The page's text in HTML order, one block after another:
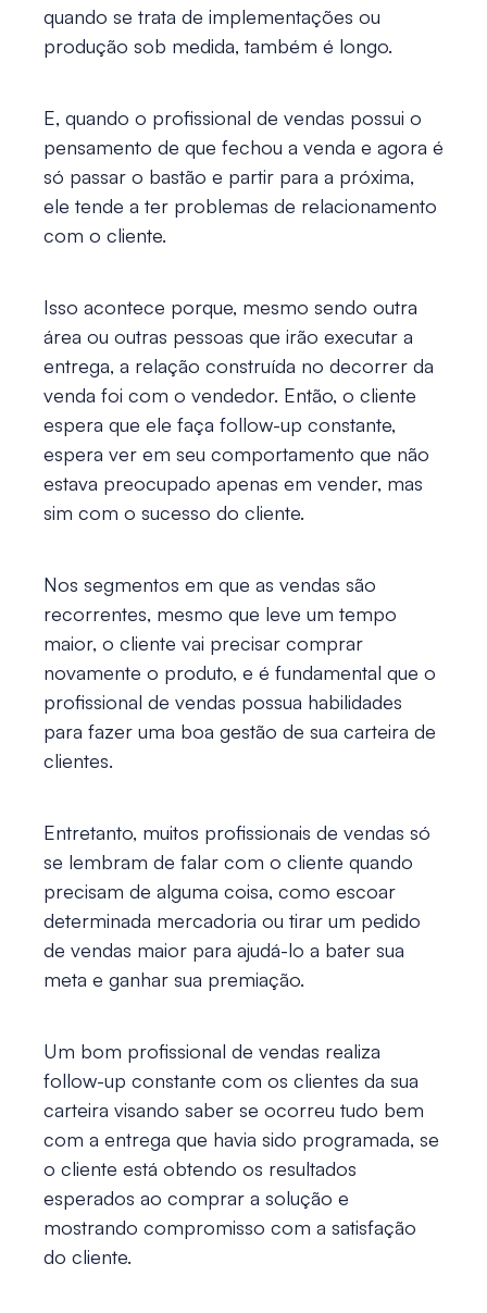
quando se trata de implementações ou
produção sob medida, também é longo.
E, quando o profissional de vendas possui o
pensamento de que fechou a venda e agora é
só passar o bastão e partir para a próxima,
ele tende a ter problemas de relacionamento
com o cliente.
Isso acontece porque, mesmo sendo outra
área ou outras pessoas que irão executar a
entrega, a relação construída no decorrer da
venda foi com o vendedor. Então, o cliente
espera que ele faça follow-up constante,
espera ver em seu comportamento que não
estava preocupado apenas em vender, mas
sim com o sucesso do cliente.
Nos segmentos em que as vendas são
recorrentes, mesmo que leve um tempo
maior, o cliente vai precisar comprar
novamente o produto, e é fundamental que o
profissional de vendas possua habilidades
para fazer uma boa gestão de sua carteira de
clientes.
Entretanto, muitos profissionais de vendas só
se lembram de falar com o cliente quando
precisam de alguma coisa, como escoar
determinada mercadoria ou tirar um pedido
de vendas maior para ajudá-lo a bater sua
meta e ganhar sua premiação.
Um bom profissional de vendas realiza
follow-up constante com os clientes da sua
carteira visando saber se ocorreu tudo bem
com a entrega que havia sido programada, se
o cliente está obtendo os resultados
esperados ao comprar a solução e
mostrando compromisso com a satisfação
do cliente.